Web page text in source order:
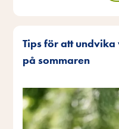
Tips för att
på sommaren